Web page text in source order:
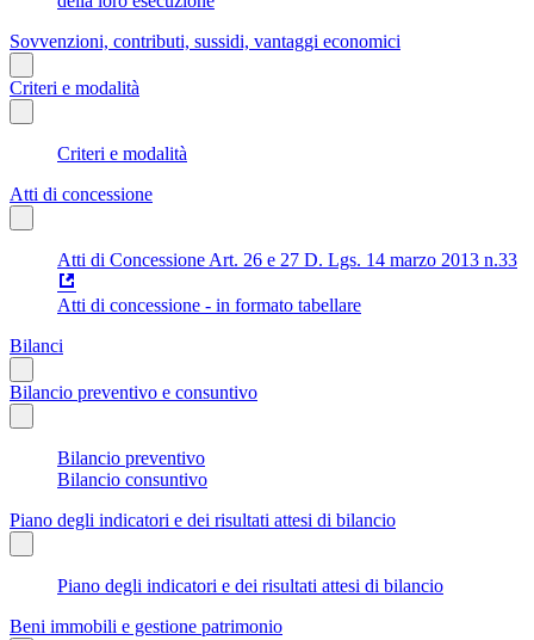
Sovvenzioni, contributi, sussidi, vantaggi economici
Criteri e modalità
Criteri e modalità
Atti di concessione
Atti di Concessione Art. 26 e 27 D. Lgs. 14 marzo 2013 n.33
Atti di concessione - in formato tabellare
Bilanci
Bilancio preventivo e consuntivo
Bilancio preventivo
Bilancio consuntivo
Piano degli indicatori e dei risultati attesi di bilancio
Piano degli indicatori e dei risultati attesi di bilancio
Beni immobili e gestione patrimonio